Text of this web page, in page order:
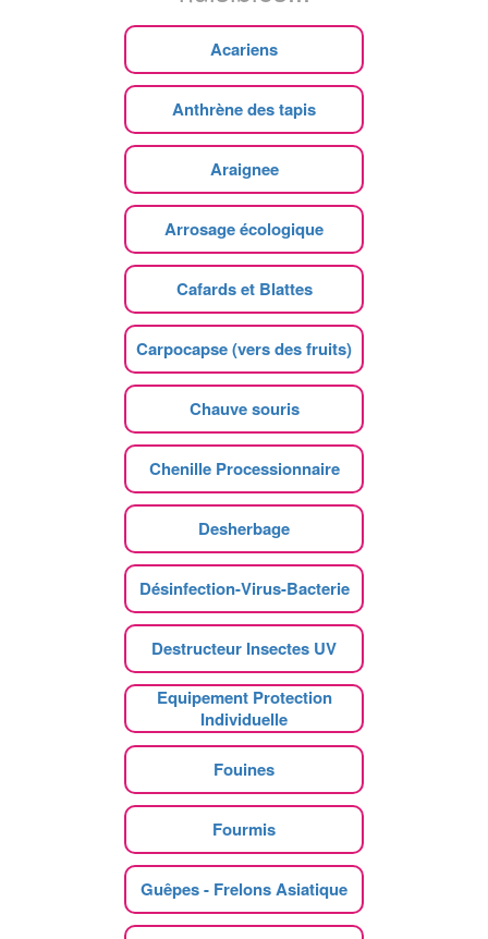
Acariens
Anthrène des tapis
Araignee
Arrosage écologique
Cafards et Blattes
Carpocapse (vers des fruits)
Chauve souris
Chenille Processionnaire
Desherbage
Désinfection-Virus-Bacterie
Destructeur Insectes UV
Equipement Protection
Individuelle
Fouines
Fourmis
Guêpes - Frelons Asiatique